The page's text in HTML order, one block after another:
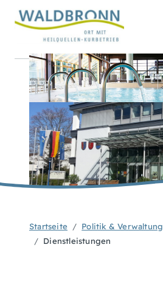
Startseite Politik & Verwaltung
Dienstleistungen